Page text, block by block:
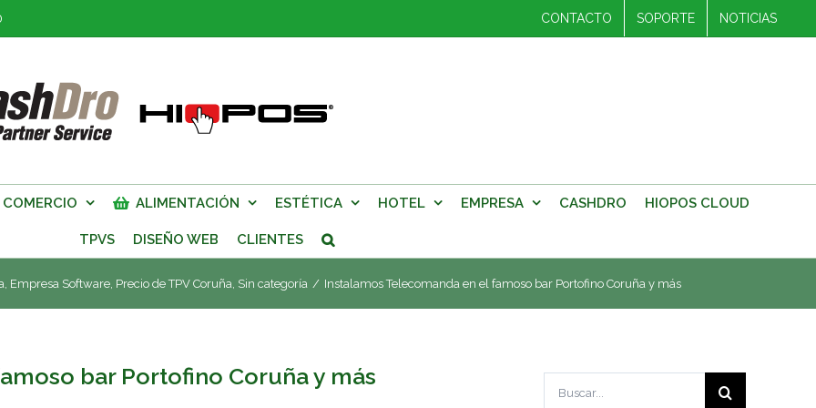
CONTACTO SOPORTE NOTICIAS
COMERCIO ALIMENTACIÓN ESTÉTICA HOTEL EMPRESA CASHDRO HIOPOS CLOUD
TPVS DISEÑO WEB CLIENTES
, Empresa Software, Precio de TPV Coruña, Sin categoría / Instalamos Telecomanda en el famoso bar Portofino Coruña y más
bar Portofino Coruña y más